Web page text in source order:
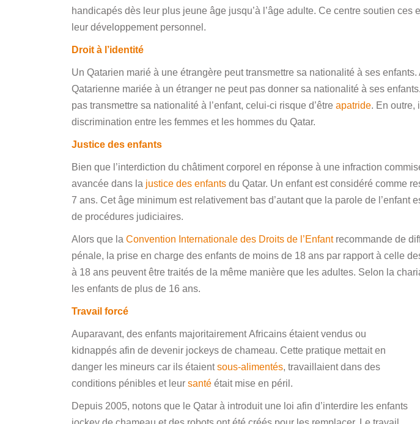
handicapés dès leur plus jeune âge jusqu’à l’âge adulte. Ce centre soutien ces
leur développement personnel.
Droit à l’identité
Un Qatarien marié à une étrangère peut transmettre sa nationalité à ses enfants.
Qatarienne mariée à un étranger ne peut pas donner sa nationalité à ses
pas transmettre sa nationalité à l’enfant, celui-ci risque d’être apatride. En outre,
discrimination entre les femmes et les hommes du Qatar.
Justice des enfants
Bien que l’interdiction du châtiment corporel en réponse à une infraction
avancée dans la justice des enfants du Qatar. Un enfant est considéré comme
7 ans. Cet âge minimum est relativement bas d’autant que la parole de l’enfant
de procédures judiciaires.
Alors que la Convention Internationale des Droits de l’Enfantrecommande de
pénale, la prise en charge des enfants de moins de 18 ans par rapport à celle
à 18 ans peuvent être traités de la même manière que les adultes. Selon la
les enfants de plus de 16 ans.
Travail forcé
Auparavant, des enfants majoritairement Africains étaient vendus ou
kidnappés afin de devenir jockeys de chameau. Cette pratique mettait en
danger les mineurs car ils étaientsous-alimentés, travaillaient dans des
conditions pénibles et leur santé était mise en péril.
Depuis 2005, notons que le Qatar à introduit une loi afin d’interdire les enfants